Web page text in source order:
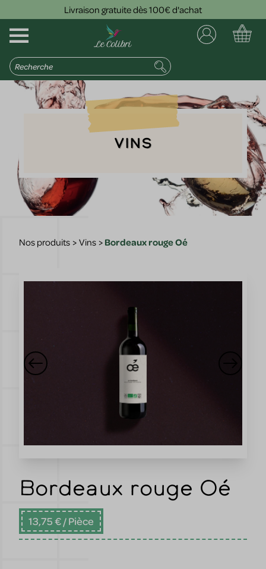
Livraison gratuite dès 100€ d'achat
Vins
Nos produits > Vins > Bordeaux rouge Oé
Bordeaux rouge Oé
13,75 €/ Pièce